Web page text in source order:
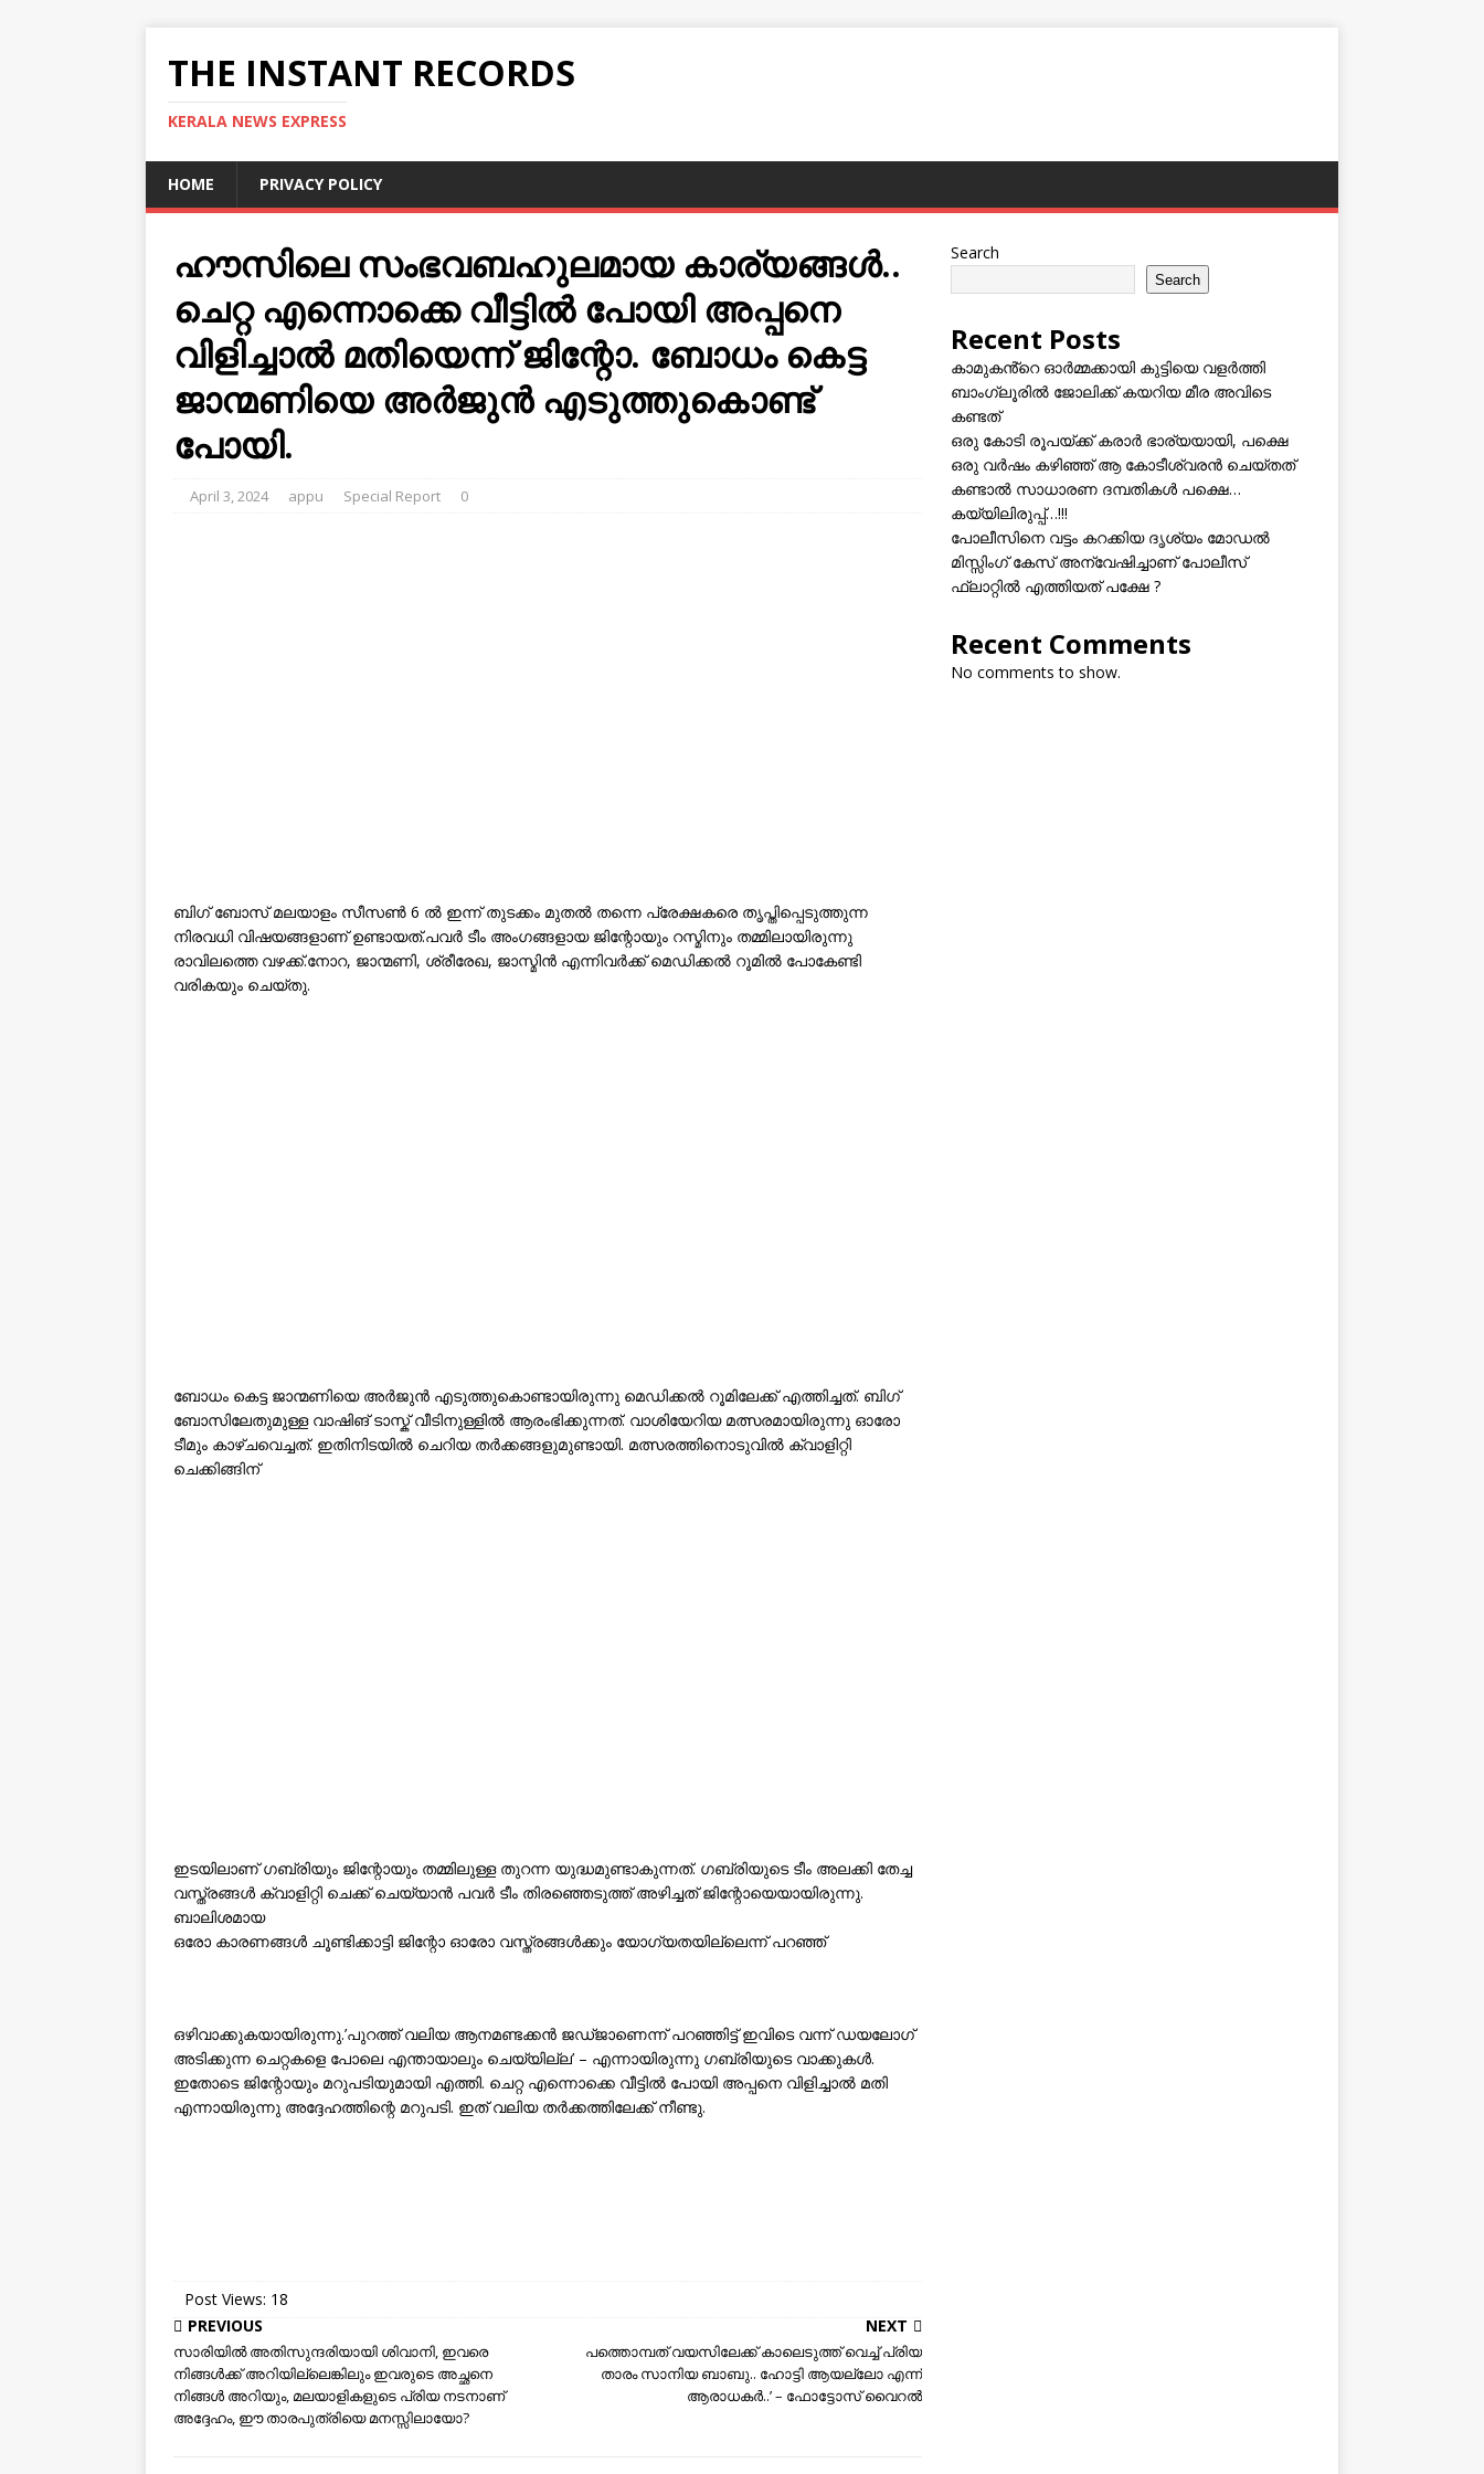
THE INSTANT RECORDS
KERALA NEWS EXPRESS
HOME PRIVACY POLICY
ഹൗസിലെ സംഭവബഹുലമായ കാര്യങ്ങൾ..
ചെറ്റ എന്നൊക്കെ വീട്ടില്‍ പോയി അപ്പനെ
വിളിച്ചാല്‍ മതിയെന്ന് ജിന്റോ. ബോധം കെട്ട
ജാന്മണിയെ അർജുന്‍ എടുത്തുകൊണ്ട്
പോയി.
April 3, 2024 appu Special Report 0
ബിഗ് ബോസ് മലയാളം സീസണ്‍ 6 ല്‍ ഇന്ന് തുടക്കം മുതല്‍ തന്നെ പ്രേക്ഷകരെ തൃപ്തിപ്പെടുത്തുന്ന
നിരവധി വിഷയങ്ങളാണ് ഉണ്ടായത്.പവർ ടീം അംഗങ്ങളായ ജിന്റോയും റസ്മിനും തമ്മിലായിരുന്നു
രാവിലത്തെ വഴക്ക്.നോറ, ജാന്മണി, ശ്രീരേഖ, ജാസ്മിന്‍ എന്നിവർക്ക് മെഡിക്കല്‍ റൂമില്‍ പോകേണ്ടി
വരികയും ചെയ്തു.
ബോധം കെട്ട ജാന്മണിയെ അർജുന്‍ എടുത്തുകൊണ്ടായിരുന്നു മെഡിക്കല്‍ റൂമിലേക്ക് എത്തിച്ചത്. ബിഗ്
ബോസിലേതുമുള്ള വാഷിങ് ടാസ്ക് വീടിനുള്ളില്‍ ആരംഭിക്കുന്നത്. വാശിയേറിയ മത്സരമായിരുന്നു ഓരോ
ടീമും കാഴ്ചവെച്ചത്. ഇതിനിടയില്‍ ചെറിയ തർക്കങ്ങളുമുണ്ടായി. മത്സരത്തിനൊടുവില്‍ ക്വാളിറ്റി
ചെക്കിങ്ങിന്
ഇടയിലാണ് ഗബ്രിയും ജിന്റോയും തമ്മിലുള്ള തുറന്ന യുദ്ധമുണ്ടാകുന്നത്. ഗബ്രിയുടെ ടീം അലക്കി തേച്ച
വസ്ത്രങ്ങള്‍ ക്വാളിറ്റി ചെക്ക് ചെയ്യാന്‍ പവർ ടീം തിരഞ്ഞെടുത്ത് അഴിച്ചത് ജിന്റോയെയായിരുന്നു.
ബാലിശമായ
ഒരോ കാരണങ്ങള്‍ ചൂണ്ടിക്കാട്ടി ജിന്റോ ഓരോ വസ്ത്രങ്ങള്‍ക്കും യോഗ്യതയില്ലെന്ന് പറഞ്ഞ്
ഒഴിവാക്കുകയായിരുന്നു.’പുറത്ത് വലിയ ആനമണ്ടക്കന്‍ ജഡ്ജാണെന്ന് പറഞ്ഞിട്ട് ഇവിടെ വന്ന് ഡയലോഗ്
അടിക്കുന്ന ചെറ്റകളെ പോലെ എന്തായാലും ചെയ്യില്ല’ – എന്നായിരുന്നു ഗബ്രിയുടെ വാക്കുകള്‍.
ഇതോടെ ജിന്റോയും മറുപടിയുമായി എത്തി. ചെറ്റ എന്നൊക്കെ വീട്ടില്‍ പോയി അപ്പനെ വിളിച്ചാല്‍ മതി
എന്നായിരുന്നു അദ്ദേഹത്തിന്റെ മറുപടി. ഇത് വലിയ തർക്കത്തിലേക്ക് നീണ്ടു.
Post Views: 18
PREVIOUS
സാരിയിൽ അതിസുന്ദരിയായി ശിവാനി, ഇവരെ
നിങ്ങൾക്ക് അറിയില്ലെങ്കിലും ഇവരുടെ അച്ഛനെ
നിങ്ങൾ അറിയും, മലയാളികളുടെ പ്രിയ നടനാണ്
അദ്ദേഹം, ഈ താരപുത്രിയെ മനസ്സിലായോ?
NEXT
പത്തൊമ്പത് വയസിലേക്ക് കാലെടുത്ത് വെച്ച് പ്രിയ
താരം സാനിയ ബാബു.. ഹോട്ടി ആയല്ലോ എന്ന്
ആരാധകർ..’ – ഫോട്ടോസ് വൈറൽ
Search
Search
Recent Posts
കാമുകൻ്റെ ഓർമ്മക്കായി കുട്ടിയെ വളർത്തി
ബാംഗ്ലൂരിൽ ജോലിക്ക് കയറിയ മീര അവിടെ
കണ്ടത്
ഒരു കോടി രൂപയ്ക്ക് കരാർ ഭാര്യയായി, പക്ഷെ
ഒരു വർഷം കഴിഞ്ഞ് ആ കോടീശ്വരൻ ചെയ്തത്
കണ്ടാൽ സാധാരണ ദമ്പതികൾ പക്ഷെ…
കയ്യിലിരുപ്പ്…!!!
പോലീസിനെ വട്ടം കറക്കിയ ദൃശ്യം മോഡല്‍
മിസ്സിംഗ് കേസ് അന്വേഷിച്ചാണ് പോലീസ്
ഫ്ലാറ്റിൽ എത്തിയത് പക്ഷേ ?
Recent Comments
No comments to show.